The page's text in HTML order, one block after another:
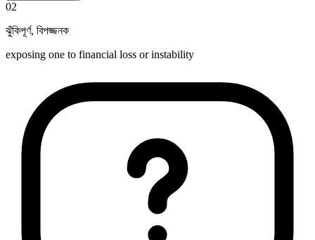
02
ঝুঁকিপূর্ণ, বিপজ্জনক
exposing one to financial loss or instability